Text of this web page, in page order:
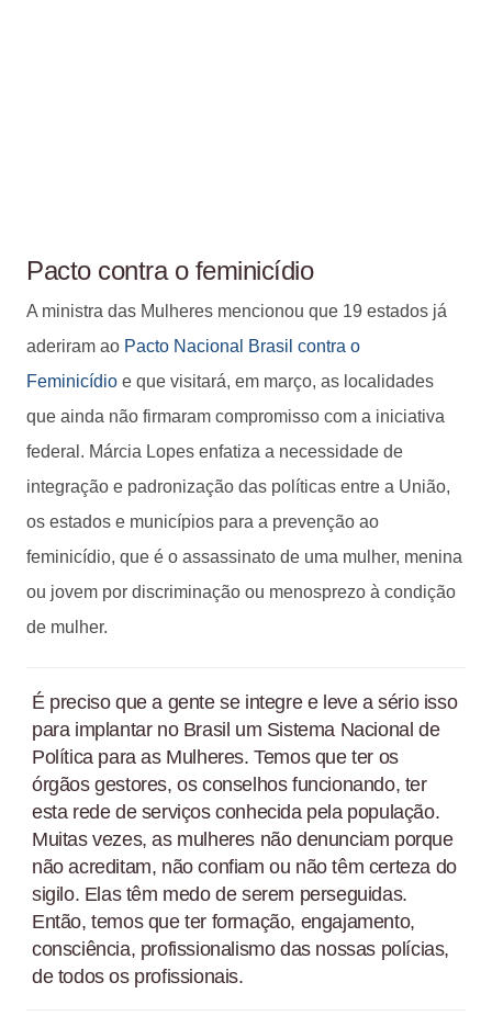
Pacto contra o feminicídio
A ministra das Mulheres mencionou que 19 estados já
aderiram ao Pacto Nacional Brasil contra o
Feminicídio e que visitará, em março, as localidades
que ainda não firmaram compromisso com a iniciativa
federal. Márcia Lopes enfatiza a necessidade de
integração e padronização das políticas entre a União,
os estados e municípios para a prevenção ao
feminicídio, que é o assassinato de uma mulher, menina
ou jovem por discriminação ou menosprezo à condição
de mulher.
É preciso que a gente se integre e leve a sério isso
para implantar no Brasil um Sistema Nacional de
Política para as Mulheres. Temos que ter os
órgãos gestores, os conselhos funcionando, ter
esta rede de serviços conhecida pela população.
Muitas vezes, as mulheres não denunciam porque
não acreditam, não confiam ou não têm certeza do
sigilo. Elas têm medo de serem perseguidas.
Então, temos que ter formação, engajamento,
consciência, profissionalismo das nossas polícias,
de todos os profissionais.